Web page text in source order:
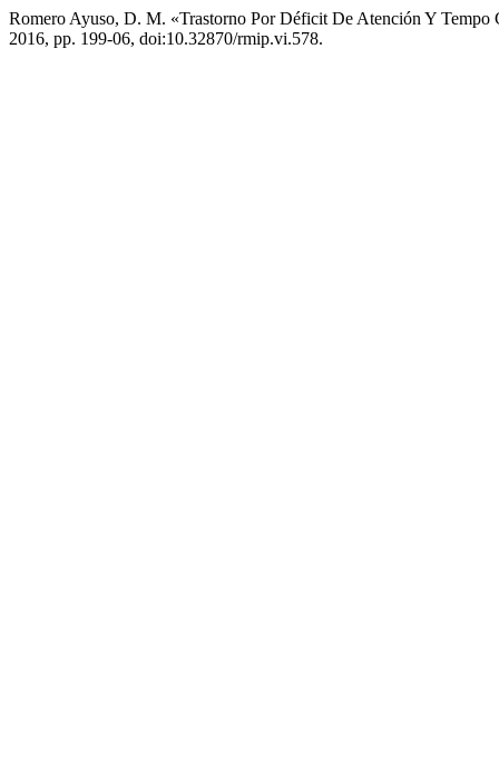
Romero Ayuso, D. M. «Trastorno Por Déficit De Atención Y
2016, pp. 199-06, doi:10.32870/rmip.vi.578.